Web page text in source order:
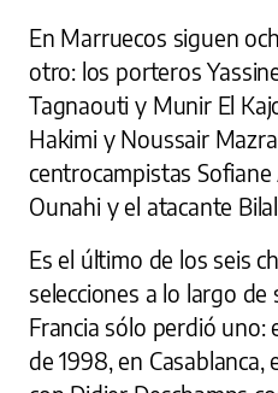
En Marruecos siguen
otro: los porteros
Tagnaouti y Munir El
Hakimi y Noussair
centrocampistas
Ounahi y el atacante
Es el último de los seis
selecciones a lo largo
Francia sólo perdió uno:
de 1998, en Casablanca,